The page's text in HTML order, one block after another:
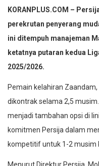
KORANPLUS.COM –
perekrutan penyerang
ini ditempuh manajeman
ketatnya putaran kedua
2025/2026.
Pemain kelahiran
dikontrak selama 2,5
menjadi tambahan opsi di
komitmen Persija dalam
kompetitif untuk 1-2 musim